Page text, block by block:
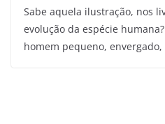
Sabe aquela ilustração, nos
evolução da espécie
homem pequeno, envergado,